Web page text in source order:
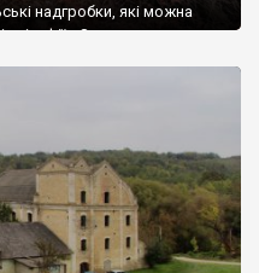
надгробки, які можна
Загалом цвинтар